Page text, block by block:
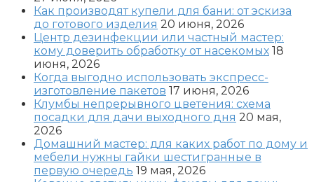
Как производят купели для бани: от эскиза
до готового изделия 20 июня, 2026
Центр дезинфекции или частный мастер:
кому доверить обработку от насекомых 18
июня, 2026
Когда выгодно использовать экспресс-
изготовление пакетов 17 июня, 2026
Клумбы непрерывного цветения: схема
посадки для дачи выходного дня 20 мая,
2026
Домашний мастер: для каких работ по дому и
мебели нужны гайки шестигранные в
первую очередь 19 мая, 2026